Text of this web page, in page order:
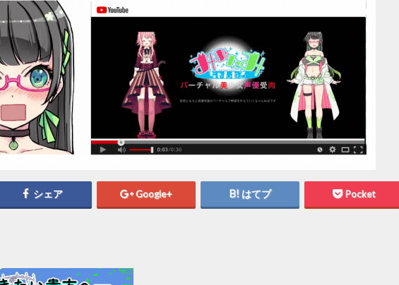
シェア Google+ はてブ Pocket